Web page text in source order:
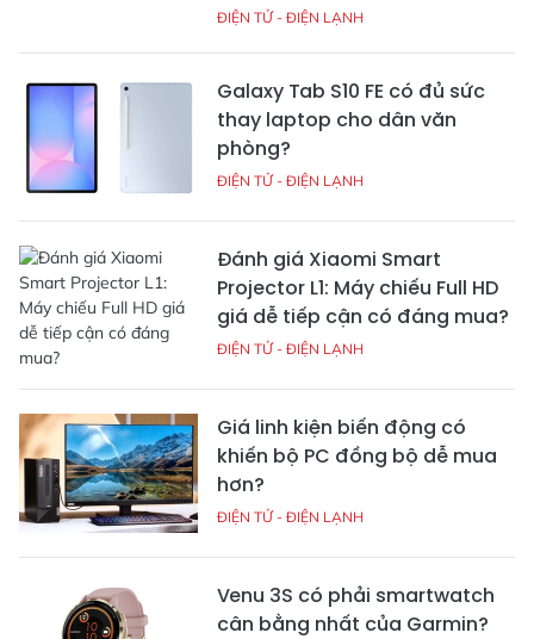
ĐIỆN TỬ - ĐIỆN LẠNH
Galaxy Tab S10 FE có đủ sức
thay laptop cho dân văn
phòng?
ĐIỆN TỬ - ĐIỆN LẠNH
Đánh giá Xiaomi Smart
Projector L1: Máy chiếu Full HD
giá dễ tiếp cận có đáng mua?
ĐIỆN TỬ - ĐIỆN LẠNH
Giá linh kiện biến động có
khiến bộ PC đồng bộ dễ mua
hơn?
ĐIỆN TỬ - ĐIỆN LẠNH
Venu 3S có phải smartwatch
cân bằng nhất của Garmin?